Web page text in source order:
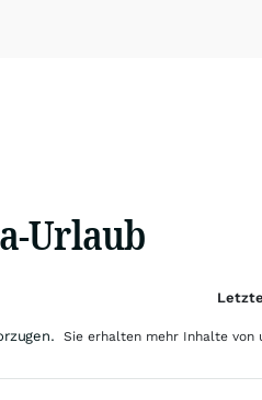
Urlaub
Sie erhalten mehr Inhalte von